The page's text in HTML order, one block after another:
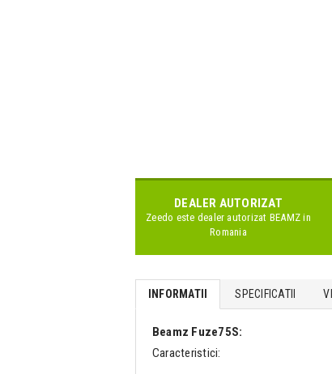
DEALER AUTORIZAT
Zeedo este dealer autorizat BEAMZ in
Romania
INFORMATII SPECIFICATII
Beamz Fuze75S:
Caracteristici: